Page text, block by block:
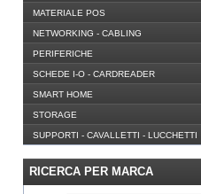
MATERIALE POS
NETWORKING - CABLING
PERIFERICHE
SCHEDE I-O - CARDREADER
SMART HOME
STORAGE
SUPPORTI - CAVALLETTI - LUCCHETTI
RICERCA PER MARCA